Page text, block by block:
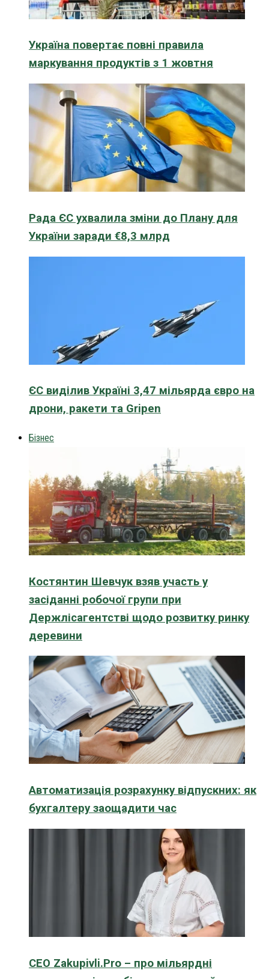
Україна повертає повні правила
маркування продуктів з 1 жовтня
Рада ЄС ухвалила зміни до Плану для
України заради €8,3 млрд
ЄС виділив Україні 3,47 мільярда євро на
дрони, ракети та Gripen
Бізнес
Костянтин Шевчук взяв участь у
засіданні робочої групи при
Держлісагентстві щодо розвитку ринку
деревини
Автоматизація розрахунку відпускних: як
бухгалтеру заощадити час
CEO Zakupivli.Pro – про мільярдні